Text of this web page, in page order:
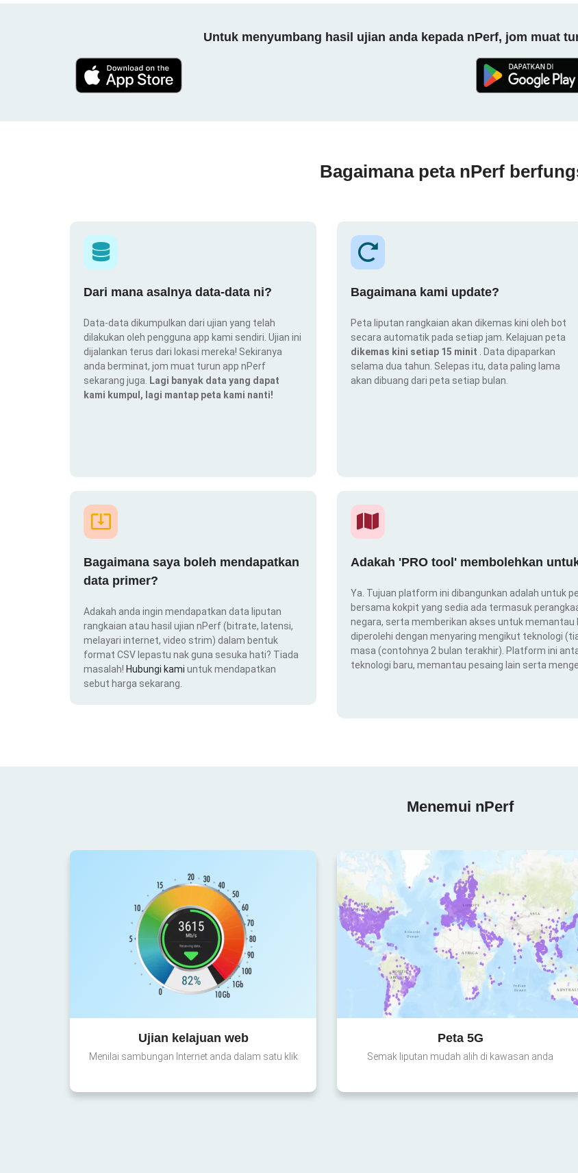
Untuk menyumbang hasil ujian anda kepada nPerf, jom muat
Bagaimana peta nPerf
Dari mana asalnya data-data ni?
Data-data dikumpulkan dari ujian yang telah
dilakukan oleh pengguna app kami sendiri. Ujian ini
dijalankan terus dari lokasi mereka! Sekiranya
anda berminat, jom muat turun app nPerf
sekarang juga.
Lagi banyak data yang dapat
kami kumpul, lagi mantap peta kami nanti!
Bagaimana kami update?
Peta liputan rangkaian akan dikemas kini oleh bot
secara automatik pada setiap jam. Kelajuan peta
dikemas kini setiap 15 minit
. Data dipaparkan
selama dua tahun. Selepas itu, data paling lama
akan dibuang dari peta setiap bulan.
Bagaimana saya boleh mendapatkan
data primer?
Adakah anda ingin mendapatkan data liputan
rangkaian atau hasil ujian nPerf (bitrate, latensi,
melayari internet, video strim) dalam bentuk
format CSV lepastu nak guna sesuka hati? Tiada
masalah! Hubungi kami untuk mendapatkan
sebut harga sekarang.
Adakah 'PRO tool' membolehkan
Ya. Tujuan platform ini dibangunkan adalah untuk
bersama kokpit yang sedia ada termasuk
negara, serta memberikan akses untuk
diperolehi dengan menyaring mengikut teknologi
masa (contohnya 2 bulan terakhir). Platform ini
teknologi baru, memantau pesaing lain serta
Menemui nPerf
Ujian kelajuan web
Menilai sambungan Internet anda dalam satu klik
Peta 5G
Semak liputan mudah alih di kawasan anda